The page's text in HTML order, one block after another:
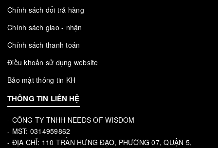
Chính sách đổi trả hàng
Chính sách giao - nhận
Chính sách thanh toán
Điều khoản sử dụng website
Bảo mật thông tin KH
THÔNG TIN LIÊN HỆ
- CÔNG TY TNHH NEEDS OF WISDOM
- MST: 0314959862
- ĐỊA CHỈ: 110 TRẦN HƯNG ĐẠO, PHƯỜNG 07, QUẬN 5,